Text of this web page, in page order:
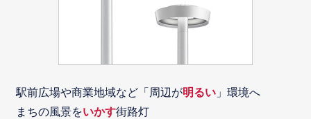
駅前広場や商業地域など「周辺が明るい 」環境へ
まちの風景をいかす街路灯